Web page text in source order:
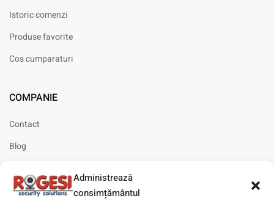
Administrează
consimțământul
Istoric comenzi
Produse favorite
Cos cumparaturi
COMPANIE
Contact
Blog
Solicitare instalare